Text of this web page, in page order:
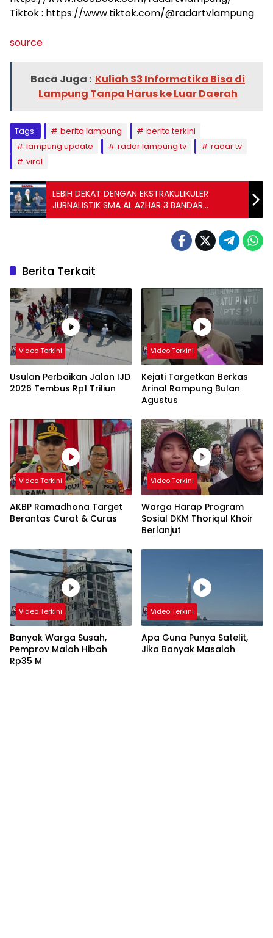
Tiktok : https://www.tiktok.com/@radartvlampung
source
Baca Juga : Kuliah S3 Informatika Bisa di
Lampung Tanpa Harus ke Luar Daerah
Tags: berita lampung
berita terkini
lampung update
radar lampung tv
radar tv
viral
LEBIH DEKAT DENGAN EKSTRAKULIKULER
JURNALISTIK SMA AL AZHAR 3 BANDAR
LAMPUNG
Berita Terkait
Video Terkini
Usulan Perbaikan Jalan IJD
2026 Tembus Rp1 Triliun
Video Terkini
Kejati Targetkan Berkas
Arinal Rampung Bulan
Agustus
Video Terkini
AKBP Ramadhona Target
Berantas Curat & Curas
Video Terkini
Warga Harap Program
Sosial DKM Thoriqul Khoir
Berlanjut
Video Terkini
Banyak Warga Susah,
Pemprov Malah Hibah
Rp35 M
Video Terkini
Apa Guna Punya Satelit,
Jika Banyak Masalah